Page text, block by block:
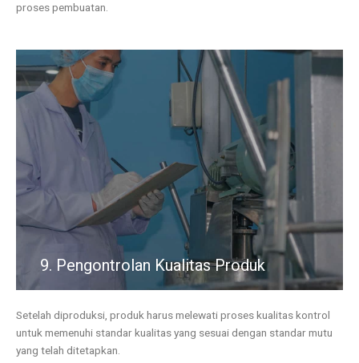
proses pembuatan.
9. Pengontrolan Kualitas Produk
Setelah diproduksi, produk harus melewati proses kualitas kontrol
untuk memenuhi standar kualitas yang sesuai dengan standar mutu
yang telah ditetapkan.